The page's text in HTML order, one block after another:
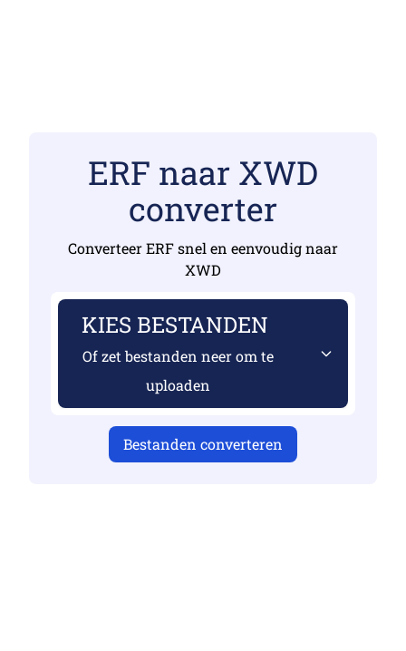
ERF naar XWD
converter
Converteer ERF snel en eenvoudig naar
XWD
KIES BESTANDEN
Of zet bestanden neer om te
uploaden
Bestanden converteren